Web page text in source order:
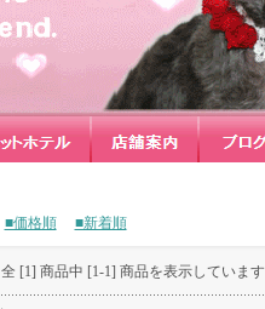
■価格順 ■新着順
全 [1] 商品中 [1-1] 商品を表示しています